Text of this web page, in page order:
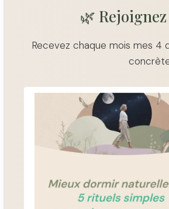
🌿
Recevez chaque mois mes 4